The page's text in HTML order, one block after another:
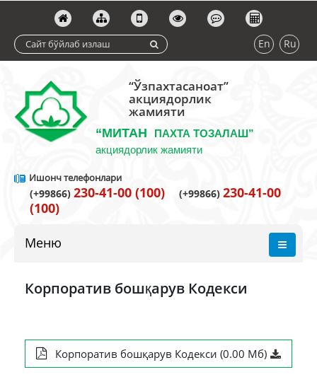
En Ru
“Ўзпахтасаноат”
акциядорлик
жамияти
“МИТАН
ПАХТА ТОЗАЛАШ”
акциядорлик жамияти
Ишонч телефонлари
(+99866) 230-41-00 (100) (+99866) 230-41-00
(100)
Меню
Корпоратив бошқарув Кодекси
Корпоратив бошқарув Кодекси (0.00 Мб)